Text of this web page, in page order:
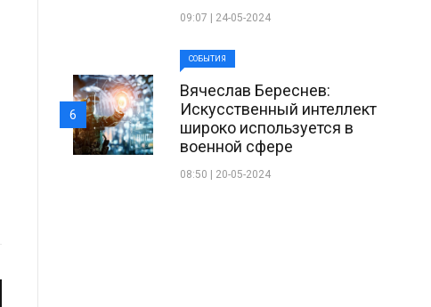
09:07 | 24-05-2024
СОБЫТИЯ
Вячеслав Береснев:
Искусственный интеллект
широко используется в
военной сфере
08:50 | 20-05-2024
6